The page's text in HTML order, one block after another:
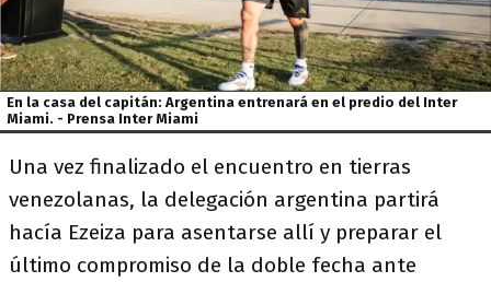
En la casa del capitán: Argentina entrenará en el predio del Inter
Miami. - Prensa Inter Miami
Una vez finalizado el encuentro en tierras
venezolanas, la delegación argentina partirá
hacía Ezeiza para asentarse allí y preparar el
último compromiso de la doble fecha ante